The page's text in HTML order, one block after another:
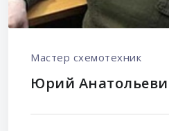
Мастер схемотехник
Юрий